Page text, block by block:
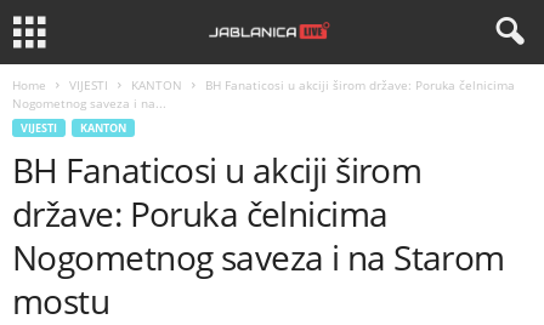
Home VIJESTI KANTON
BH Fanaticosi u akciji širom države: Poruka čelnicima
Nogometnog saveza i na...
VIJESTI KANTON
BH Fanaticosi u akciji širom
države: Poruka čelnicima
Nogometnog saveza i na Starom
mostu